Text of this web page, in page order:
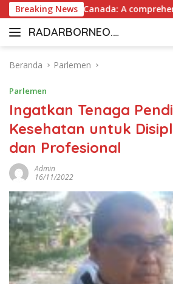
Langsung
ke
konten
Breaking News
Casino Canada: A comprehensive
RADARBORNEO.I
Radarnya
Beranda
Parlemen
Parlemen
Ingatkan Tenaga
Kesehatan untuk
dan Profesional
Admin
16/11/2022